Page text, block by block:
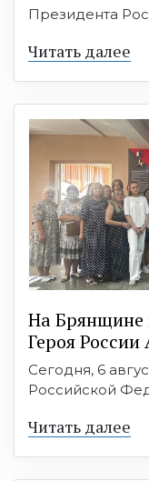
Президента
Читать далее
На Брянщине
Героя
Сегодня, 6
Российской
Читать далее